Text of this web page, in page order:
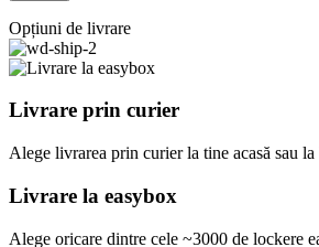
Opțiuni de livrare
Livrare prin curier
Alege livrarea prin curierla tine acasă sau la
Livrare la easybox
Alege oricare dintre cele ~3000 de lockere